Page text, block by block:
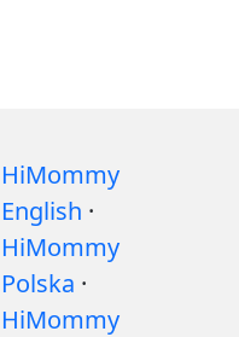
HiMommy
English ·
HiMommy
Polska ·
HiMommy